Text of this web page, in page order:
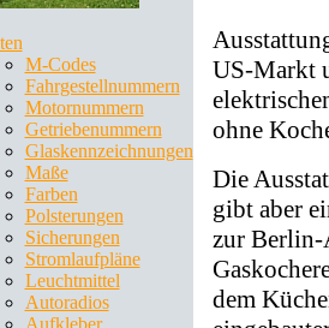
M-Codes
Fahrgestellnummern
Motornummern
Getriebenummern
Glaskennzeichnungen
Maße
Farben
Polsterungen
Sicherungen
Stromlaufpläne
Leuchtmittel
Autoradios
Aufkleber
US-Markt
ohne
Die
gibt aber
zur Berlin-
dem